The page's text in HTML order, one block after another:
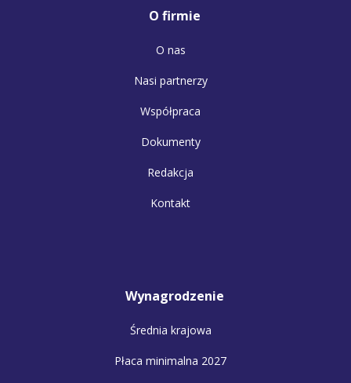
O firmie
O nas
Nasi partnerzy
Współpraca
Dokumenty
Redakcja
Kontakt
Wynagrodzenie
Średnia krajowa
Płaca minimalna 2027